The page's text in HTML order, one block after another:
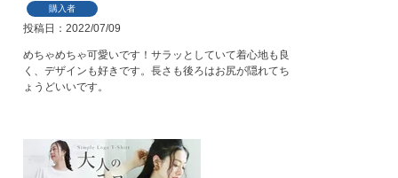
購入者
投稿日 2022/07/09
めちゃめちゃ可愛いです！サラッとしていて着心地も良
く、デザインも好きです。長さも後ろはお尻が隠れてち
ょうどいいです。